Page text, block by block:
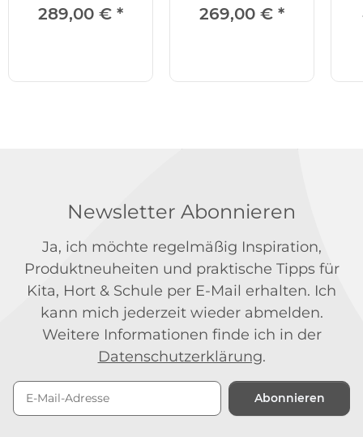
Winther
289,00 € * 269,00 € *
Newsletter Abonnieren
Ja, ich möchte regelmäßig Inspiration,
Produktneuheiten und praktische Tipps für
Kita, Hort & Schule per E-Mail erhalten. Ich
kann mich jederzeit wieder abmelden.
Weitere Informationen finde ich in der
Datenschutzerklärung.
Abonnieren